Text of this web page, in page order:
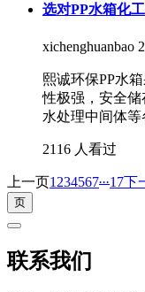
选对PP水箱化
xichenghuanbao
熙诚环保PP水
性极强，安全
水处理中间体
2116 人看过
上一页1 234567...17下
联系我们